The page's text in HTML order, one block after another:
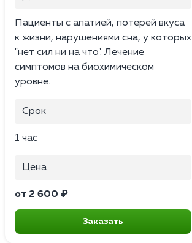
Пациенты с апатией, потерей вкуса
к жизни, нарушениями сна, у которых
"нет сил ни на что". Лечение
симптомов на биохимическом
уровне.
Срок
1 час
Цена
от 2 600 ₽
Заказать